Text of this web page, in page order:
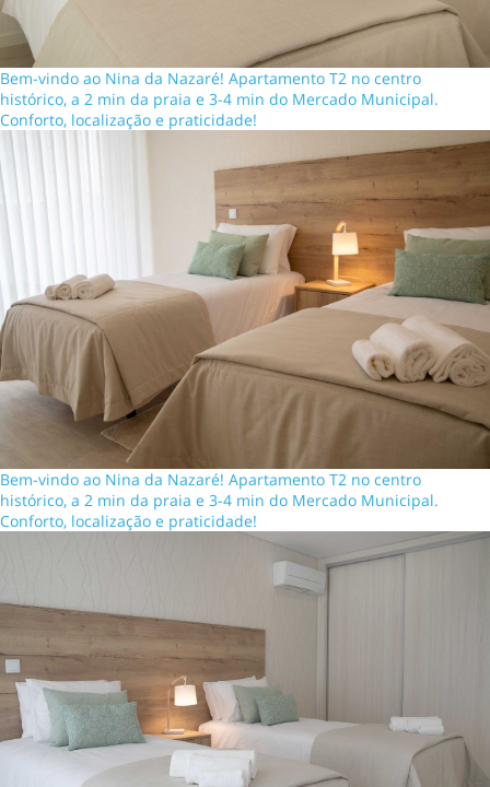
Bem-vindo ao Nina da Nazaré! Apartamento T2 no centro
histórico, a 2 min da praia e 3-4 min do Mercado Municipal.
Conforto, localização e praticidade!
Bem-vindo ao Nina da Nazaré! Apartamento T2 no centro
histórico, a 2 min da praia e 3-4 min do Mercado Municipal.
Conforto, localização e praticidade!